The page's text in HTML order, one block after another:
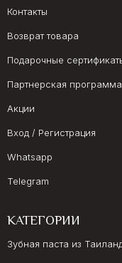
Контакты
Возврат товара
Подарочные
Партнерская программа
Акции
Вход / Регистрация
Whatsapp
Telegram
КАТЕГОРИИ
Зубная паста из